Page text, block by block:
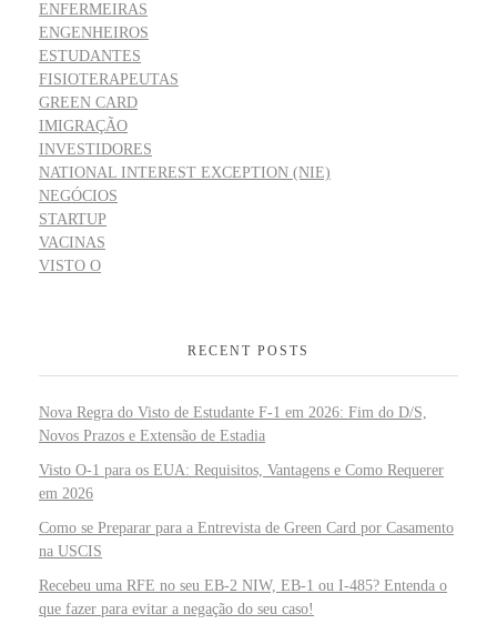
ENFERMEIRAS
ENGENHEIROS
ESTUDANTES
FISIOTERAPEUTAS
GREEN CARD
IMIGRAÇÃO
INVESTIDORES
NATIONAL INTEREST EXCEPTION (NIE)
NEGÓCIOS
STARTUP
VACINAS
VISTO O
RECENT POSTS
Nova Regra do Visto de Estudante F-1 em 2026: Fim do D/S,
Novos Prazos e Extensão de Estadia
Visto O-1 para os EUA: Requisitos, Vantagens e Como Requerer
em 2026
Como se Preparar para a Entrevista de Green Card por Casamento
na USCIS
Recebeu uma RFE no seu EB-2 NIW, EB-1 ou I-485? Entenda o
que fazer para evitar a negação do seu caso!